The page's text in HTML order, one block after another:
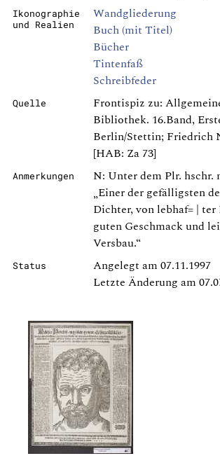
Ikonographie
und Realien
Wandgliederung
Buch (mit Titel)
Bücher
Tintenfaß
Schreibfeder
Quelle
Frontispiz zu:
Bibliothek. 16.Band,
Berlin/Stettin; Friedrich
[HAB: Za 73]
Anmerkungen
N: Unter dem Plr.
„Einer der gefälligsten
Dichter, von lebhaf= | ter
guten Geschmack und
Versbau.“
Status
Angelegt am 07.11.1997
Letzte Änderung am